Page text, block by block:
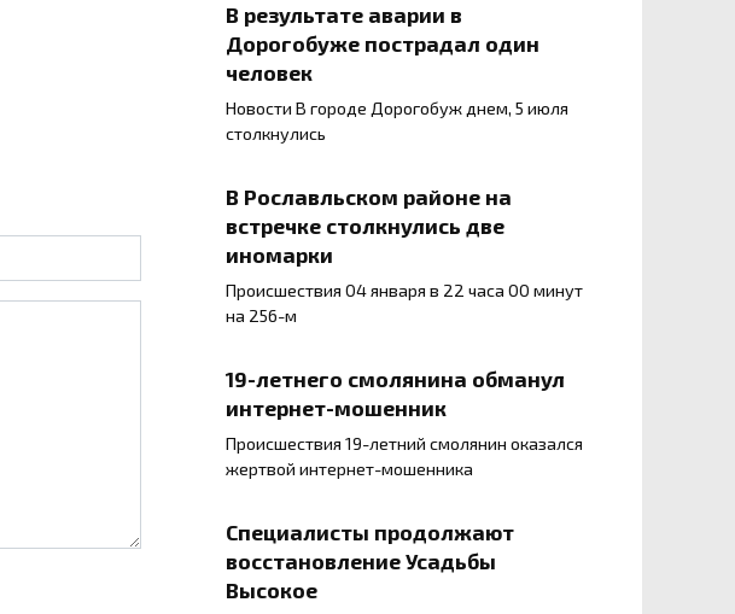
В результате аварии в
Дорогобуже пострадал один
человек
Новости В городе Дорогобуж днем, 5 июля
столкнулись
В Рославльском районе на
встречке столкнулись две
иномарки
Происшествия 04 января в 22 часа 00 минут
на 256-м
19-летнего смолянина обманул
интернет-мошенник
Происшествия 19-летний смолянин оказался
жертвой интернет-мошенника
Специалисты продолжают
восстановление Усадьбы
Высокое